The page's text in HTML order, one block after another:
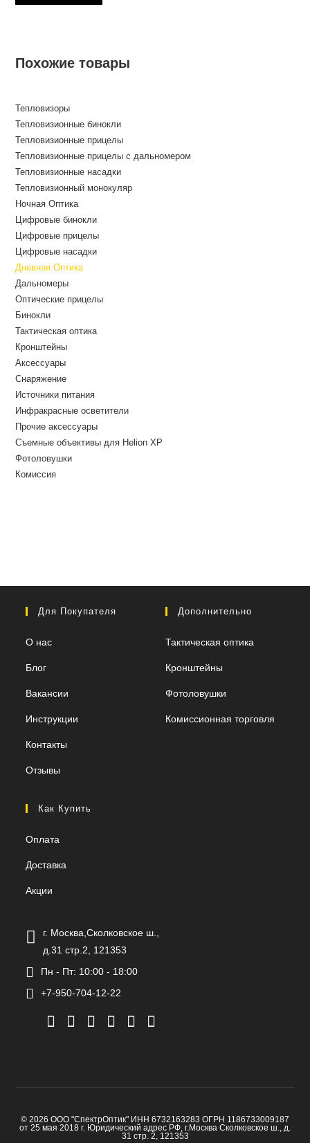
Похожие товары
Тепловизоры
Тепловизионные бинокли
Тепловизионные прицелы
Тепловизионные прицелы с дальномером
Тепловизионные насадки
Тепловизионный монокуляр
Ночная Оптика
Цифровые бинокли
Цифровые прицелы
Цифровые насадки
Дневная Оптика
Дальномеры
Оптические прицелы
Бинокли
Тактическая оптика
Кронштейны
Аксессуары
Снаряжение
Источники питания
Инфракрасные осветители
Прочие аксессуары
Съемные объективы для Helion XP
Фотоловушки
Комиссия
Для Покупателя
О нас
Блог
Вакансии
Инструкции
Контакты
Отзывы
Дополнительно
Тактическая оптика
Кронштейны
Фотоловушки
Комиссионная торговля
Как Купить
Оплата
Доставка
Акции
г. Москва,Сколковское ш.,
д.31 стр.2, 121353
Пн - Пт: 10:00 - 18:00
+7-950-704-12-22
© 2026 ООО "СпектрОптик" ИНН 6732163283 ОГРН 1186733009187
от 25 мая 2018 г. Юридический адрес РФ, г.Москва Сколковское ш., д.
31 стр. 2, 121353